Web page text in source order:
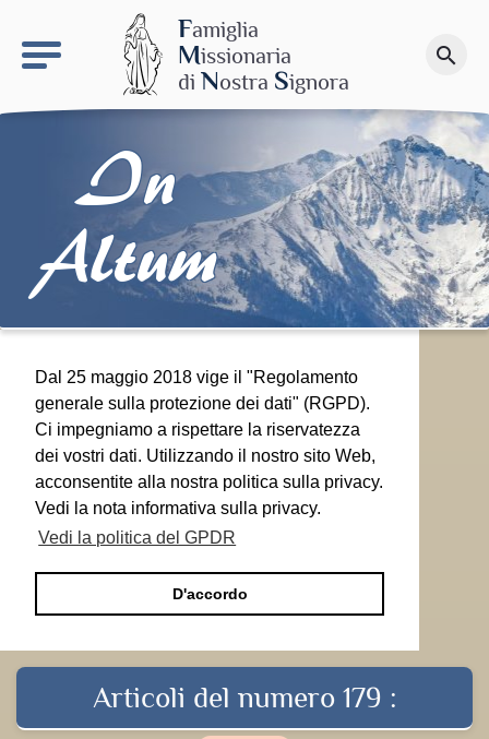
Famiglia
Missionaria
diNostra Signora
search
Fai una donazione
In
Altum
Dal 25 maggio 2018 vige il "Regolamento
generale sulla protezione dei dati" (RGPD).
Ci impegniamo a rispettare la riservatezza
dei vostri dati. Utilizzando il nostro sito Web,
acconsentite alla nostra politica sulla privacy.
Vedi la nota informativa sulla privacy.
Vedi la politica del GPDR
D'accordo
Articoli del numero 179 :